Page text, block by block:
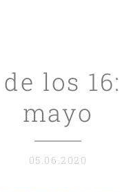
los
mayo
05.06.2020